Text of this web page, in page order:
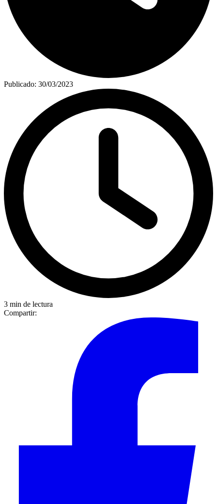
Publicado: 30/03/2023
3 min de lectura
Compartir: